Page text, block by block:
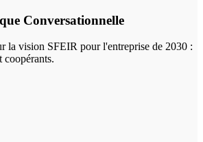
Conversationnelle
la vision SFEIR pour l'entreprise de 2030 :
coopérants.